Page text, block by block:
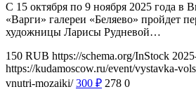
С 15 октября по 9 ноября 2025 года в
«Варги» галереи «Беляево» пройдет
художницы Ларисы Рудневой…
150 RUB https://schema.org/InStock
https://kudamoscow.ru/event/vystavka-
vnutri-mozaiki/ 300 ₽ 278 0